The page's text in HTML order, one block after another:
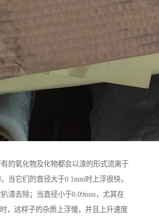
的氧化物及化物都会以渣的形式流离于
当它们的直径大于0.1mm时上浮很快，
渣去除；当直径小于0.09mm，尤其在
，这样子的杂质上浮慢，并且上升速度